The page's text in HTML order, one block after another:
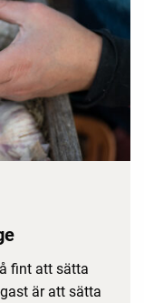
fint att sätta
är att sätta